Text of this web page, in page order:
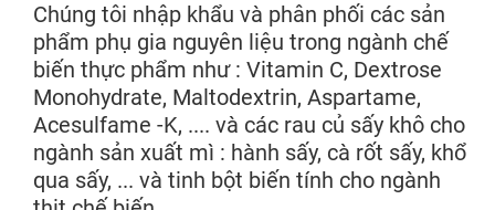
Chúng tôi nhập khẩu và phân phối các sản
phẩm phụ gia nguyên liệu trong ngành chế
biến thực phẩm như : Vitamin C, Dextrose
Monohydrate, Maltodextrin, Aspartame,
Acesulfame -K, .... và các rau củ sấy khô cho
ngành sản xuất mì : hành sấy, cà rốt sấy, khổ
qua sấy, ... và tinh bột biến tính cho ngành